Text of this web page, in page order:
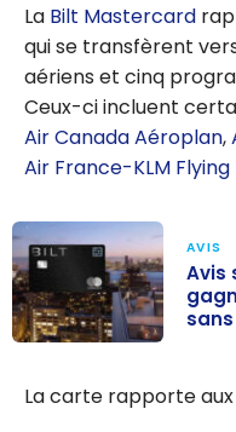
La Bilt Mastercard
qui se transfèrent
aériens et cinq
Ceux-ci incluent
Air Canada Aéroplan,
Air France-KLM Flying
Mastercard :
AVIS
Avis
La carte rapporte aux